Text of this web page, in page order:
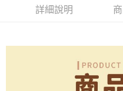
【「AFTEE先享後付」結帳流程】
ATM／網路銀行／等多元方式進行
※ 請注意：結帳手續完成當下不
購買商品的店家。未經商家同意
每筆NT$60，滿NT$399(含以
每筆NT$60，滿NT$399(含以
詳細說明